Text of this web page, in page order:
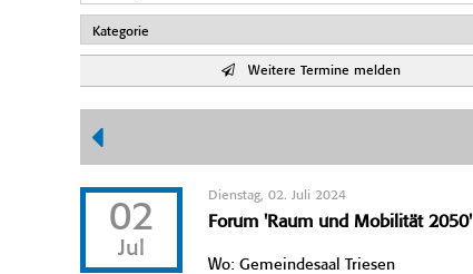
Weitere Termine melden
02
Jul
Dienstag, 02. Juli 2024
Forum 'Raum und Mobilität 2050'
Wo: Gemeindesaal Triesen